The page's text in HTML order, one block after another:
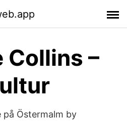
Collins –
Östermalm by